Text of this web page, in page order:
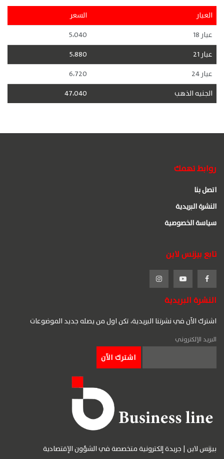
العيار
السعر
عيار 18
5،040
عيار 21
5،880
عيار 24
6،720
الجنيه الذهب
47،040
روابط تهمك
اتصل بنا
النشرة البريدية
سياسة الخصوصية
تابع بيزنس لاين
النشرة البريدية
اشترك الآن في نشرتنا البريدية، تكن اول من يصله جديد الموضوعات
البريد الإلكتروني
بيزنس لاين | جريدة إلكترونية متخصصة في الشؤون الإقتصادية